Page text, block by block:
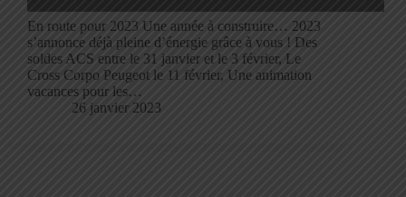
En route pour 2023 Une année à construire… 2023
s’annonce déjà pleine d’énergie grâce à vous ! Des
soldes ACS entre le 31 janvier et le 3 février, Le
Cross Corpo Peugeot le 11 février, Une animation
vacances pour les…
26 janvier 2023